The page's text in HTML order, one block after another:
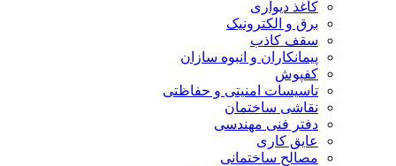
کاغذ دیواری
برق و الکترونیک
سقف کاذب
پیمانکاران و انبوه سازان
کفپوش
تاسیسات امنیتی و حفاظتی
نقاشی ساختمان
دفتر فنی مهندسی
عایق کاری
مصالح ساختمانی